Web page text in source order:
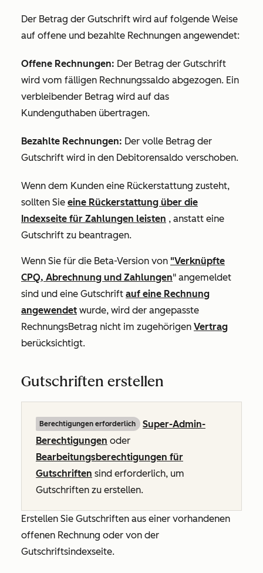
Der Betrag der Gutschrift wird auf folgende Weise
auf offene und bezahlte Rechnungen angewendet:
Offene Rechnungen: Der Betrag der Gutschrift
wird vom fälligen Rechnungssaldo abgezogen. Ein
verbleibender Betrag wird auf das
Kundenguthaben übertragen.
Bezahlte Rechnungen: Der volle Betrag der
Gutschrift wird in den Debitorensaldo verschoben.
Wenn dem Kunden eine Rückerstattung zusteht,
sollten Sie eine Rückerstattung über die
Indexseite für Zahlungen leisten , anstatt eine
Gutschrift zu beantragen.
Wenn Sie für die Beta-Version von "Verknüpfte
CPQ, Abrechnung und Zahlungen" angemeldet
sind und eine Gutschrift auf eine Rechnung
angewendet wurde, wird der angepasste
RechnungsBetrag nicht im zugehörigen Vertrag
berücksichtigt.
Gutschriften erstellen
Berechtigungen erforderlich
Super-Admin-
Berechtigungen oder
Bearbeitungsberechtigungen für
Gutschriften sind erforderlich, um
Gutschriften zu erstellen.
Erstellen Sie Gutschriften aus einer vorhandenen
offenen Rechnung oder von der
Gutschriftsindexseite.